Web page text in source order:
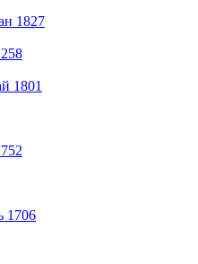
1827
258
1801
1706